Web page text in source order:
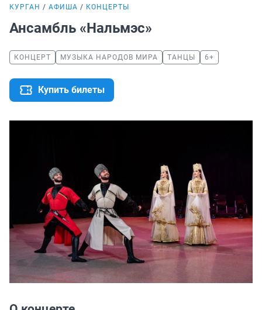
КУРГАН АФИША КОНЦЕРТЫ
Ансамбль «Нальмэс»
КОНЦЕРТ МУЗЫКА НАРОДОВ МИРА ТАНЦЫ 6+
Купить билеты